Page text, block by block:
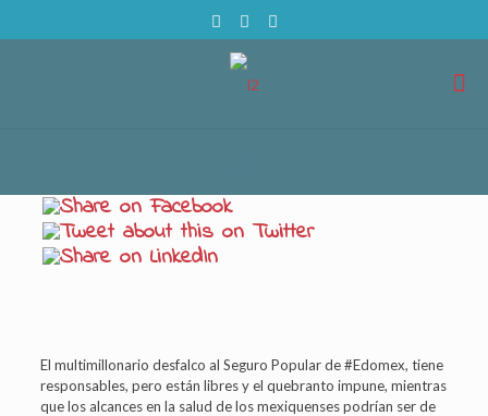
El multimillonario desfalco al Seguro Popular de #Edomex, tiene
responsables, pero están libres y el quebranto impune, mientras
que los alcances en la salud de los mexiquenses podrían ser de